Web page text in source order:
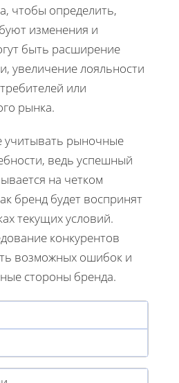
чтобы определить,
изменения и
быть расширение
увеличение лояльности
или
рынка.
учитывать рыночные
ведь успешный
на четком
бренд будет воспринят
текущих условий.
конкурентов
возможных ошибок и
стороны бренда.